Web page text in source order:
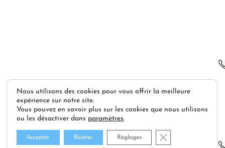
Nous utilisons des cookies pour vous offrir la meilleure
expérience sur notre site.
Vous pouvez en savoir plus sur les cookies que nous utilisons
ou les désactiver dans paramètres.
Accepter Rejeter Réglages Fermer la bannière